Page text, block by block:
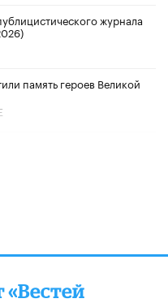
журнала
память героев Великой
«Вестей